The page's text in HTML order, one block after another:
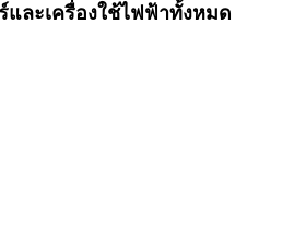
และเครื่องใช้ไฟฟ้าทั้งหมด